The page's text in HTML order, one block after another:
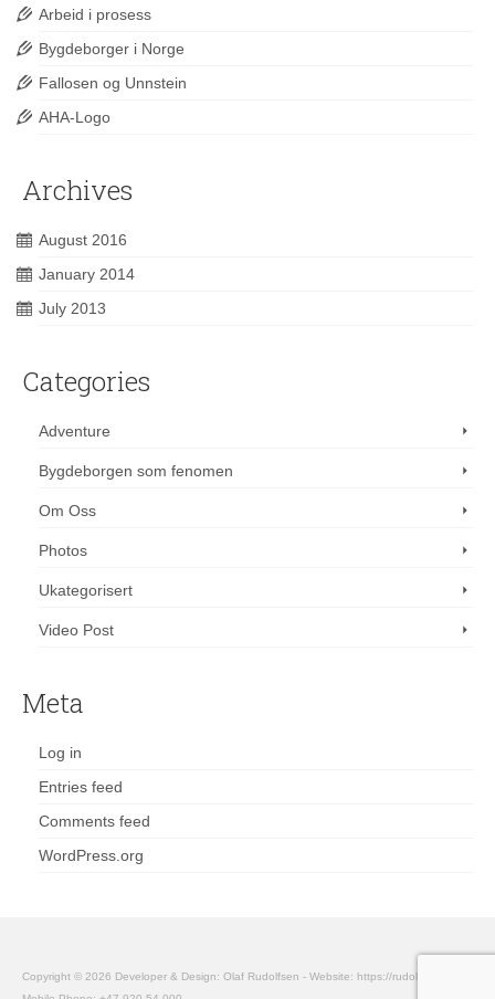
Arbeid i prosess
Bygdeborger i Norge
Fallosen og Unnstein
AHA-Logo
Archives
August 2016
January 2014
July 2013
Categories
Adventure
Bygdeborgen som fenomen
Om Oss
Photos
Ukategorisert
Video Post
Meta
Log in
Entries feed
Comments feed
WordPress.org
Copyright © 2026 Developer & Design: Olaf Rudolfsen - Website: https://rudolfsen.com -